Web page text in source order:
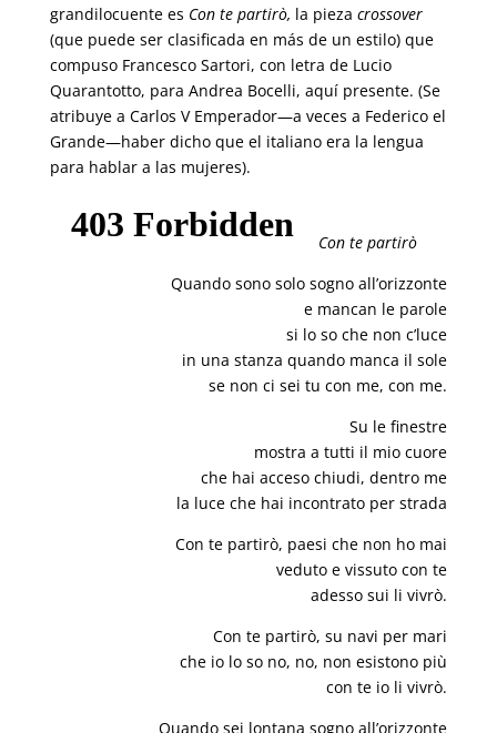
grandilocuente es Con te partirò, la pieza crossover
(que puede ser clasificada en más de un estilo) que
compuso Francesco Sartori, con letra de Lucio
Quarantotto, para Andrea Bocelli, aquí presente. (Se
atribuye a Carlos V Emperador—a veces a Federico el
Grande—haber dicho que el italiano era la lengua
para hablar a las mujeres).
Con te partirò
Quando sono solo sogno all’orizzonte
e mancan le parole
si lo so che non c’luce
in una stanza quando manca il sole
se non ci sei tu con me, con me.
Su le finestre
mostra a tutti il mio cuore
che hai acceso chiudi, dentro me
la luce che hai incontrato per strada
Con te partirò, paesi che non ho mai
veduto e vissuto con te
adesso sui li vivrò.
Con te partirò, su navi per mari
che io lo so no, no, non esistono più
con te io li vivrò.
Quando sei lontana sogno all’orizzonte